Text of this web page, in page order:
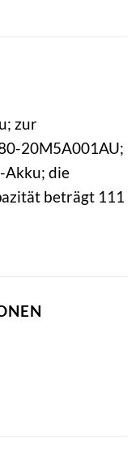
zur
20M5A001AU;
Akku; die
beträgt 111